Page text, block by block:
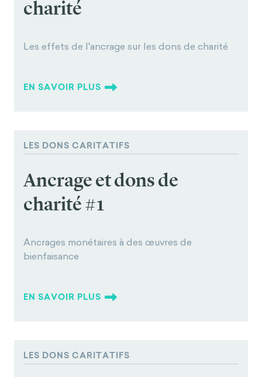
charité
Les effets de l'ancrage sur les dons de charité
EN SAVOIR PLUS
LES DONS CARITATIFS
Ancrage et dons de
charité #1
Ancrages monétaires à des œuvres de
bienfaisance
EN SAVOIR PLUS
LES DONS CARITATIFS